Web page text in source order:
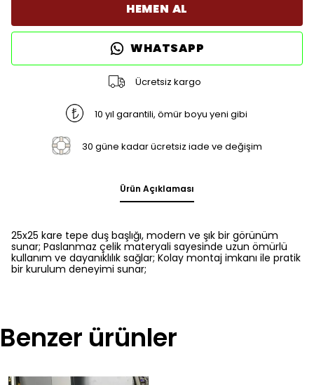
HEMEN AL
WHATSAPP
Ücretsiz kargo
10 yıl garantili, ömür boyu yeni gibi
30 güne kadar ücretsiz iade ve değişim
Ürün Açıklaması
25x25 kare tepe duş başlığı, modern ve şık bir görünüm
sunar; Paslanmaz çelik materyali sayesinde uzun ömürlü
kullanım ve dayanıklılık sağlar; Kolay montaj imkanı ile pratik
bir kurulum deneyimi sunar;
Benzer ürünler